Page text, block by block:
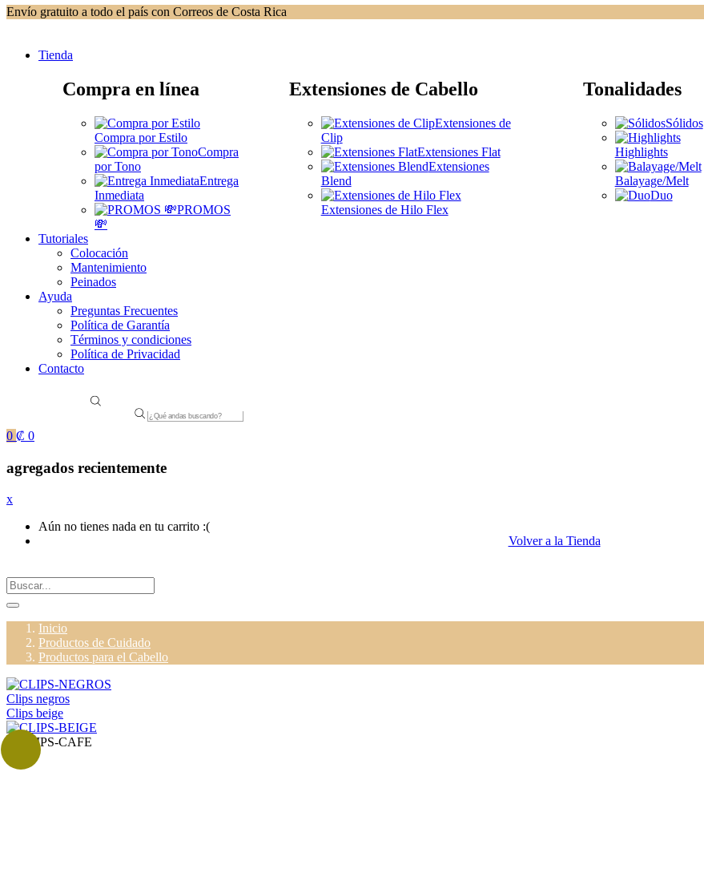
Envío gratuito a todo el país con Correos de Costa Rica
Tienda
Compra en línea
Compra por Estilo
Compra
por Tono
Entrega
Inmediata
PROMOS
💸
Extensiones de Cabello
Extensiones de
Clip
Extensiones Flat
Extensiones
Blend
Extensiones de Hilo Flex
Tonalidades
Sólidos
Highlights
Balayage/Melt
Duo
Tutoriales
Colocación
Mantenimiento
Peinados
Ayuda
Preguntas Frecuentes
Política de Garantía
Términos y condiciones
Política de Privacidad
Contacto
Products
search
0 ₡ 0
agregados recientemente
x
Aún no tienes nada en tu carrito :(
Volver a la Tienda
Inicio
Productos de Cuidado
Productos para el Cabello
Clips negros
Clips beige